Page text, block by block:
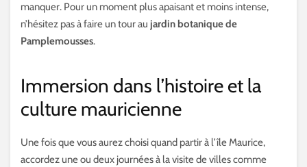
manquer. Pour un moment plus apaisant et moins intense,
n’hésitez pas à faire un tour au jardin botanique de
Pamplemousses.
Immersion dans l’histoire et la
culture mauricienne
Une fois que vous aurez choisi quand partir à l’île Maurice,
accordez une ou deux journées à la visite de villes comme